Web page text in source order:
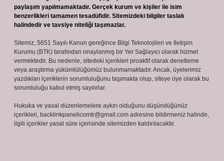
paylaşım yapılmamaktadır. Gerçek kurum ve kişiler ile isim
benzerlikleri tamamen tesadüfidir. Sitemizdeki bilgiler taslak
halindedir ve tavsiye niteliği taşımazlar.
Sitemiz, 5651 Sayılı Kanun gereğince Bilgi Teknolojileri ve İletişim
Kurumu (BTK) tarafından onaylanmış bir Yer Sağlayıcı olarak hizmet
vermektedir. Bu nedenle, sitedeki içerikleri proaktif olarak denetleme
veya araştırma yükümlülüğümüz bulunmamaktadır. Ancak, üyelerimiz
yazdıkları içeriklerin sorumluluğunu taşımakta olup, siteye üye olarak bu
sorumluluğu kabul etmiş sayılırlar.
Hukuka ve yasal düzenlemelere aykırı olduğunu düşündüğünüz
içerikleri, backlinkpanelicomtr@gmail.com adresine bildirmeniz halinde,
ilgili içerikler yasal süre içerisinde sitemizden kaldırılacaktır.